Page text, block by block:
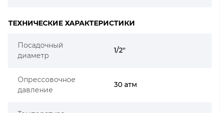
ТЕХНИЧЕСКИЕ ХАРАКТЕРИСТИКИ
Посадочный
диаметр
1/2"
Опрессовочное
давление
30 атм